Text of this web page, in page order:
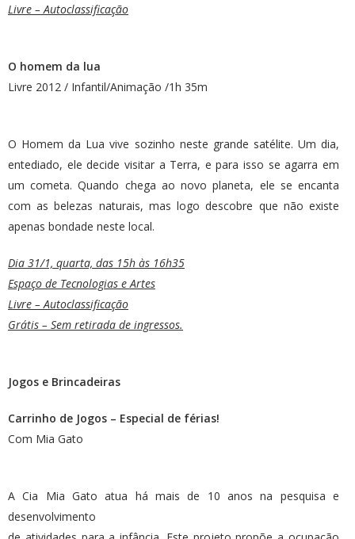
Livre – Autoclassificação
O homem da lua
Livre 2012 / Infantil/Animação /1h 35m
O Homem da Lua vive sozinho neste grande satélite. Um dia,
entediado, ele decide visitar a Terra, e para isso se agarra em
um cometa. Quando chega ao novo planeta, ele se encanta
com as belezas naturais, mas logo descobre que não existe
apenas bondade neste local.
Dia 31/1, quarta, das 15h às 16h35
Espaço de Tecnologias e Artes
Livre – Autoclassificação
Grátis – Sem retirada de ingressos.
Jogos e Brincadeiras
Carrinho de Jogos – Especial de férias!
Com Mia Gato
A Cia Mia Gato atua há mais de 10 anos na pesquisa e
desenvolvimento